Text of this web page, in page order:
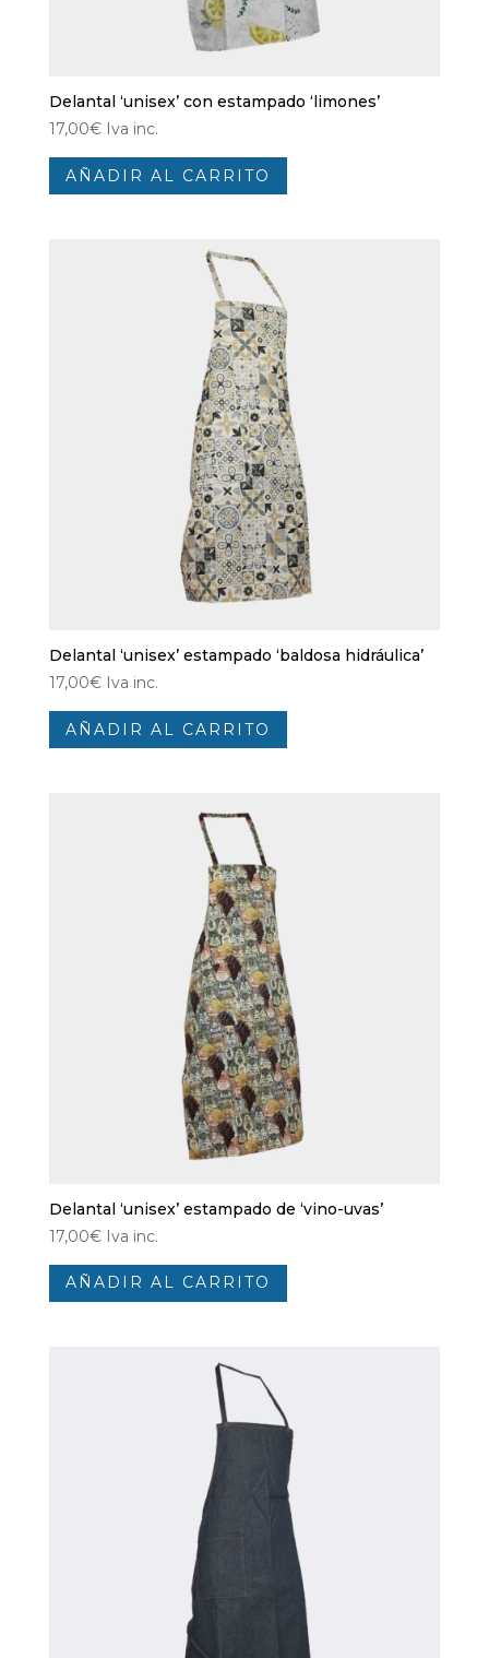
Delantal ‘unisex’ con estampado ‘limones’
17,00€ Iva inc.
AÑADIR AL CARRITO
Delantal ‘unisex’ estampado ‘baldosa hidráulica’
17,00€ Iva inc.
AÑADIR AL CARRITO
Delantal ‘unisex’ estampado de ‘vino-uvas’
17,00€ Iva inc.
AÑADIR AL CARRITO